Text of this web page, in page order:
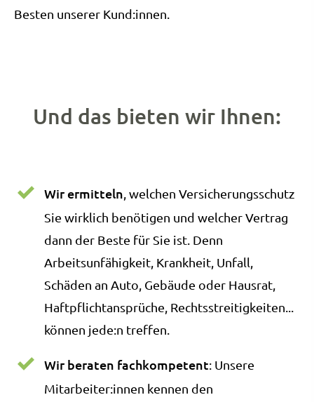
Besten unserer Kund:innen.
Und das bieten wir Ihnen:
Wir ermitteln , welchen Versicherungsschutz
Sie wirklich benötigen und welcher Vertrag
dann der Beste für Sie ist. Denn
Arbeitsunfähigkeit, Krankheit, Unfall,
Schäden an Auto, Gebäude oder Hausrat,
Haft­pflichtansprüche, Rechtsstreitigkeiten...
können jede:n treffen.
Wir beraten fachkompetent: Unsere
Mitarbeiter:innen kennen den